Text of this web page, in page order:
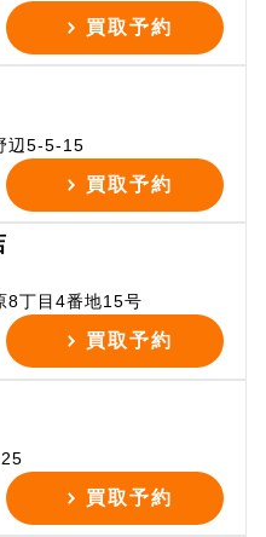
買取予約
辺5-5-15
買取予約
8丁目4番地15号
買取予約
買取予約